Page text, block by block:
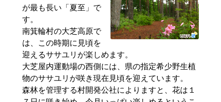
が最も長い「夏至」で
す。
南箕輪村の大芝高原で
は、この時期に見頃を
迎えるササユリが楽しめます。
大芝屋内運動場の西側には、県の指定希少野生植
物のササユリが咲き現在見頃を迎えています。
森林を管理する村開発公社によりますと、花は１